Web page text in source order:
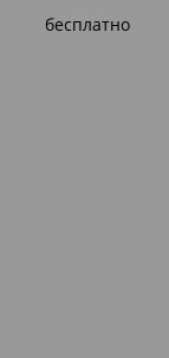
бесплатно